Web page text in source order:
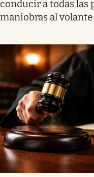
conducir a todas las
maniobras al volante